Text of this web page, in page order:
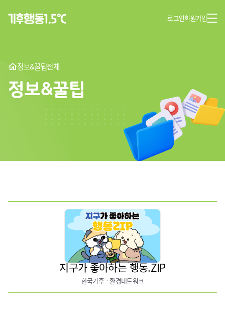
로그인회원가입
정보&꿀팁전체
정보&꿀팁
지구가 좋아하는 행동.ZIP
한국기후ㆍ환경네트워크